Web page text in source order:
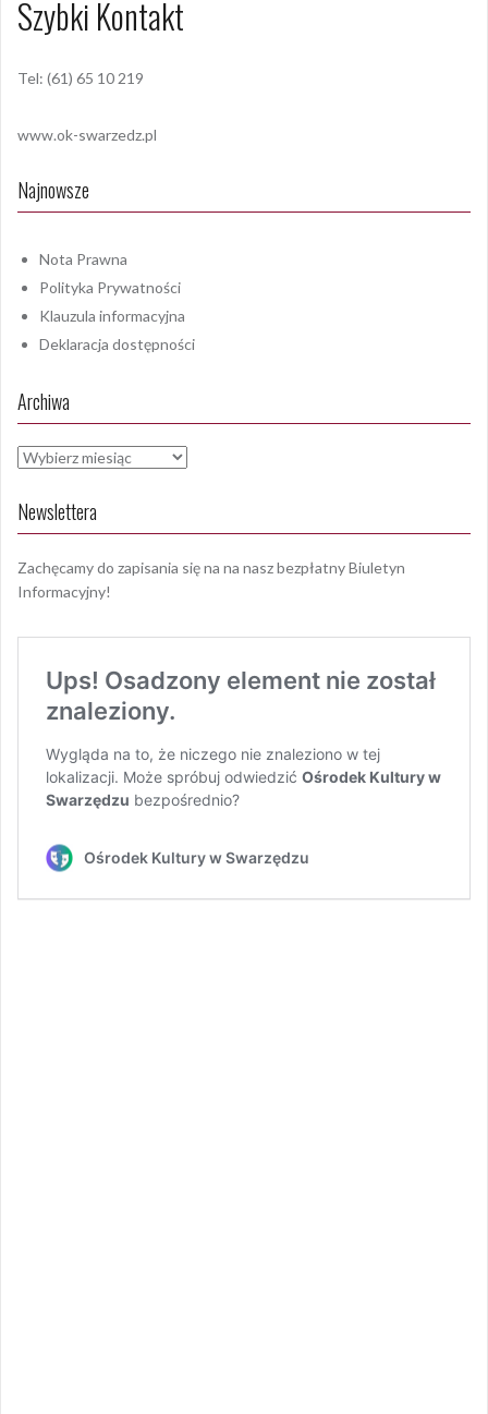
Szybki Kontakt
Tel: (61) 65 10 219
www.ok-swarzedz.pl
Najnowsze
Nota Prawna
Polityka Prywatności
Klauzula informacyjna
Deklaracja dostępności
Archiwa
Archiwa
Newslettera
Zachęcamy do zapisania się na na nasz bezpłatny Biuletyn
Informacyjny!